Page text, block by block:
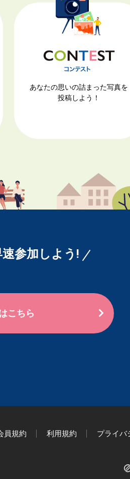
あなたの思いの詰まった写真を
投稿しよう！
参加しよう!
こちら
員規約 利用規約 プライバ